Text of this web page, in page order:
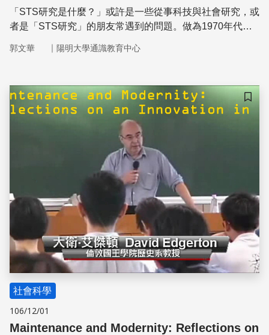
「STS研究是什麼？」或許是一些從事科技與社會研究，或
者是「STS研究」的朋友常遇到的問題。做為1970年代萌
郭文華 ｜ 陽明大學通識教育中心
儲存
社會科學
106/12/01
Maintenance and Modernity: Reflections on